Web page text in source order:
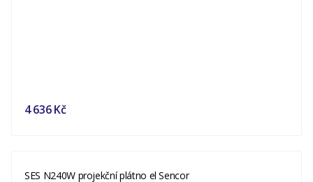
4 636 Kč
SES N240W projekční plátno el Sencor